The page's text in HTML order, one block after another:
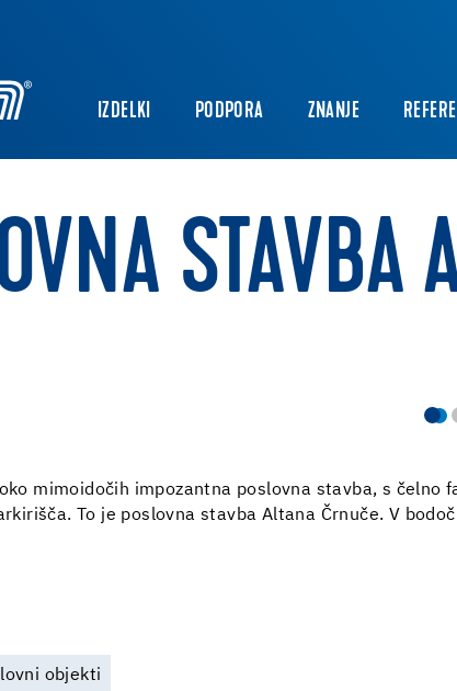
IZDELKI PODPORA ZNANJE
STAVBA
mimoidočih impozantna poslovna stavba, s
To je poslovna stavba Altana Črnuče. V
objekti